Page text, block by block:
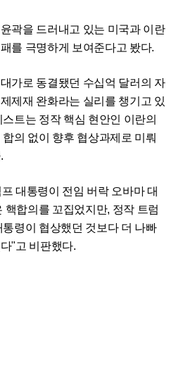
곽을 드러내고 있는 미국과 이란
를 극명하게 보여준다고 봤다.
가로 동결됐던 수십억 달러의 자
제재 완화라는 실리를 챙기고 있
트는 정작 핵심 현안인 이란의
의 없이 향후 협상과제로 미뤄
대통령이 전임 버락 오바마 대
핵합의를 꼬집었지만, 정작 트럼
령이 협상했던 것보다 더 나빠
"고 비판했다.